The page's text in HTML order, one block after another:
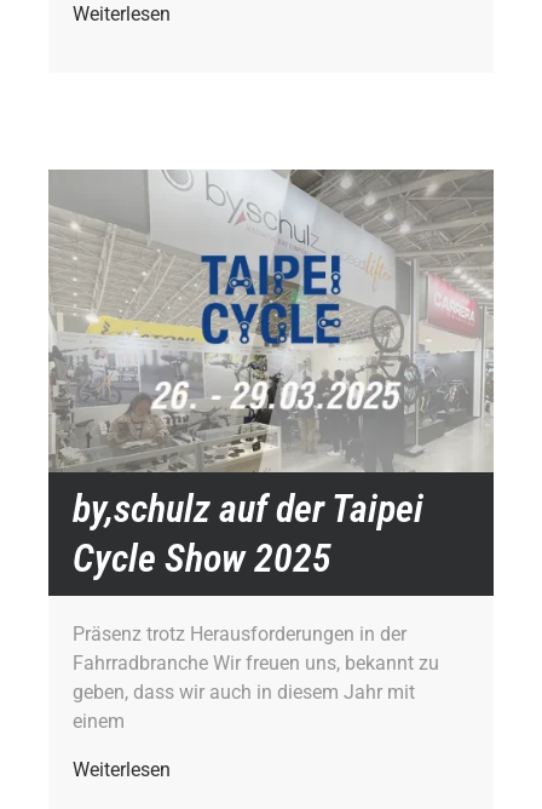
Weiterlesen
by,schulz auf der Taipei
Cycle Show 2025
Präsenz trotz Herausforderungen in der
Fahrradbranche Wir freuen uns, bekannt zu
geben, dass wir auch in diesem Jahr mit
einem
Weiterlesen